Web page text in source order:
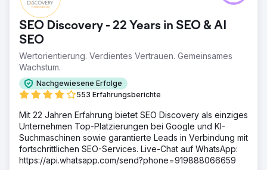
SEO Discovery - 22 Years in SEO & AI
SEO
Wertorientierung. Verdientes Vertrauen. Gemeinsames
Wachstum.
Nachgewiesene Erfolge
553 Erfahrungsberichte
Mit 22 Jahren Erfahrung bietet SEO Discovery als einziges
Unternehmen Top-Platzierungen bei Google und KI-
Suchmaschinen sowie garantierte Leads in Verbindung mit
fortschrittlichen SEO-Services. Live-Chat auf WhatsApp:
https://api.whatsapp.com/send?phone=919888066659